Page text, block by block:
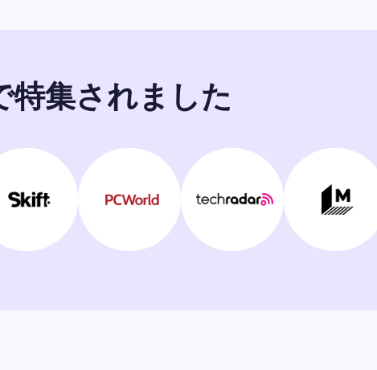
特集されました